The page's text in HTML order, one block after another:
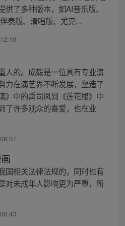
了多种版本，如AI音乐版、
奏版、清唱版、尤克...
人的。成毅是一位具有专业演
力在演艺界不断发展，塑造了
》中的禹司凤到《莲花楼》中
了许多观众的喜爱，也在业
国相关法律法规的，同时也有
对未成年人影响更为严重，所